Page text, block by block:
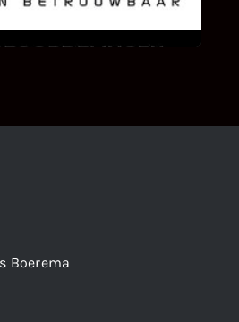
en onze diensten vindt.
Boerema